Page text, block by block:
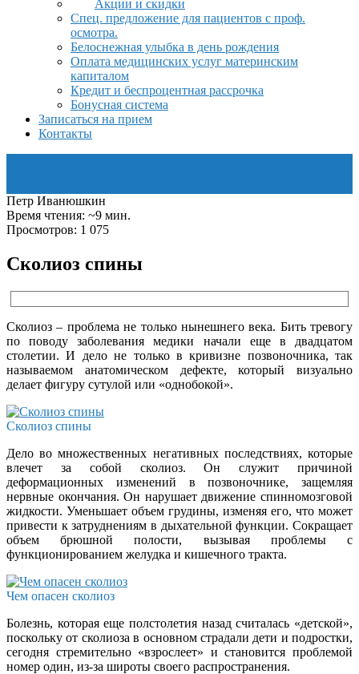
Акции и скидки
Спец. предложение для пациентов с проф.
осмотра.
Белоснежная улыбка в день рождения
Оплата медицинских услуг материнским
капиталом
Кредит и беспроцентная рассрочка
Бонусная система
Записаться на прием
Контакты
Петр Иванюшкин
Время чтения: ~9 мин.
Просмотров: 1 075
Сколиоз спины
Сколиоз – проблема не только нынешнего века. Бить тревогу
по поводу заболевания медики начали еще в двадцатом
столетии. И дело не только в кривизне позвоночника, так
называемом анатомическом дефекте, который визуально
делает фигуру сутулой или «однобокой».
Сколиоз спины
Дело во множественных негативных последствиях, которые
влечет за собой сколиоз. Он служит причиной
деформационных изменений в позвоночнике, защемляя
нервные окончания. Он нарушает движение спинномозговой
жидкости. Уменьшает объем грудины, изменяя его, что может
привести к затруднениям в дыхательной функции. Сокращает
объем брюшной полости, вызывая проблемы с
функционированием желудка и кишечного тракта.
Чем опасен сколиоз
Болезнь, которая еще полстолетия назад считалась «детской»,
поскольку от сколиоза в основном страдали дети и подростки,
сегодня стремительно «взрослеет» и становится проблемой
номер один, из-за широты своего распространения.